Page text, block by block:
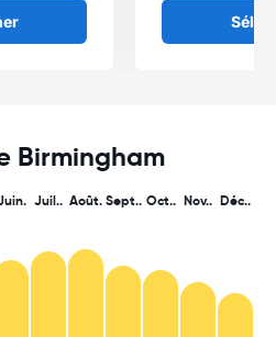
Birmingham
Juil.. Août. Sept.. Oct.. Nov.. Déc..